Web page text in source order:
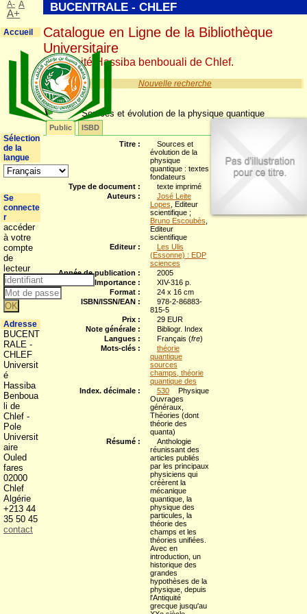
Nouvelle recherche
Sources et évolution de la physique quantique
Public
ISBD
Titre :
Sources et
évolution de la
physique
quantique : textes
fondateurs
Type de document :
texte imprimé
Auteurs :
José Leite
Lopes , Editeur
scientifique ;
Bruno Escoubès
Editeur
scientifique
Editeur :
Les Ulis
(Essonne) : EDP
sciences
Année de publication :
2005
Importance :
XIV-316 p.
Format :
24 x 16 cm
ISBN/ISSN/EAN :
978-2-86883-
815-5
Prix :
29 EUR
Note générale :
Bibliogr. Index
Langues :
Français (fre)
Mots-clés :
théorie
quantique
sources
champs, théorie
quantique des
Index. décimale :
530
Physique
Ouvrages
généraux,
Théories (dont
théorie des
quanta)
Résumé :
Anthologie
réunissant des
articles publiés
par les principaux
physiciens qui
créèrent la
mécanique
quantique, la
physique des
particules, la
théorie des
champs et les
théories unifiées.
Avec en
introduction, un
historique des
grandes
hypothèses de la
physique, depuis
l'Antiquité
grecque jusqu'au
BUCENTRALE - CHLEF
Catalogue en Ligne de la Bibliothèque
Universitaire
Université Hassiba benbouali de Chlef.
A- A
A+
Accueil
Sélection
de la
langue
Se
connecte
r
accéder
à votre
compte
de
lecteur
Adresse
BUCENT
RALE -
CHLEF
Universit
é
Hassiba
Benboua
li de
Chlef -
Pole
Universit
aire
Ouled
fares
02000
Chlef
Algérie
+213 44
35 50 45
contact